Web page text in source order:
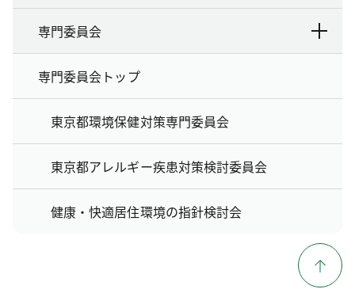
専門委員会
専門委員会トップ
東京都環境保健対策専門委員会
東京都アレルギー疾患対策検討委員会
健康・快適居住環境の指針検討会